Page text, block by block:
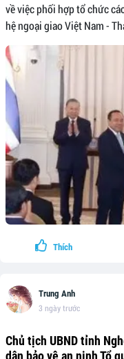
về việc phối hợp tổ chức
hệ ngoại giao Việt Nam -
Thích
Trung Anh
3 ngày trước
Chủ tịch UBND tỉnh
dân bảo vệ an ninh Tổ